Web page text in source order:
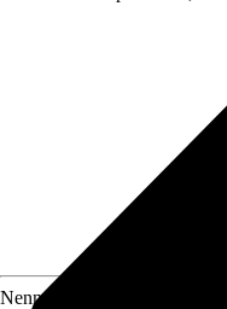
Nenndurchmesser